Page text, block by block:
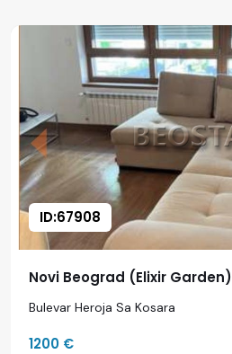
ID:67908
Novi Beograd (Elixir Garden)
Bulevar Heroja Sa Kosara
1200 €